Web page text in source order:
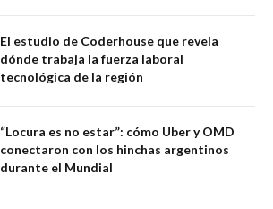
El estudio de Coderhouse que revela
dónde trabaja la fuerza laboral
tecnológica de la región
“Locura es no estar”: cómo Uber y OMD
conectaron con los hinchas argentinos
durante el Mundial